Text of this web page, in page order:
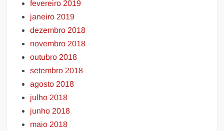
fevereiro 2019
janeiro 2019
dezembro 2018
novembro 2018
outubro 2018
setembro 2018
agosto 2018
julho 2018
junho 2018
maio 2018